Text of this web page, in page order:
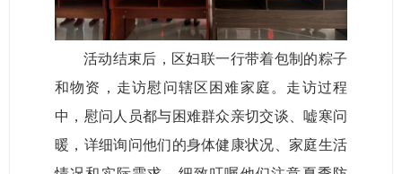
活动结束后，区妇联一行带着包制的粽子
和物资，走访慰问辖区困难家庭。走访过程
中，慰问人员都与困难群众亲切交谈、嘘寒问
暖，详细询问他们的身体健康状况、家庭生活